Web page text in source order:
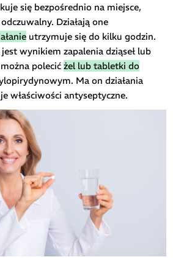
się bezpośrednio na miejsce,
Działają one
utrzymuje się do kilku godzin.
wynikiem zapalenia dziąseł lub
polecićżel lub tabletki do
Ma on działania
właściwości antyseptyczne.